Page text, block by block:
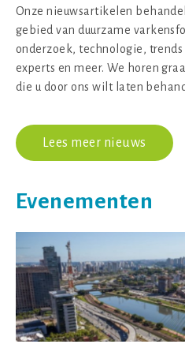
Onze nieuwsartikelen
gebied van duurzame
onderzoek, technologie,
experts en meer. We horen
die u door ons wilt laten
Lees meer nieuws
Evenementen